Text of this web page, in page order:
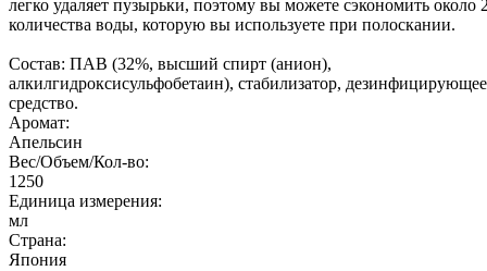
легко удаляет пузырьки, поэтому вы можете сэкономить около
количества воды, которую вы используете при полоскании.
Состав: ПАВ (32%, высший спирт (анион),
алкилгидроксисульфобетаин), стабилизатор, дезинфицирующее
средство.
Аромат:
Апельсин
Вес/Объем/Кол-во:
1250
Единица измерения:
мл
Страна:
Япония